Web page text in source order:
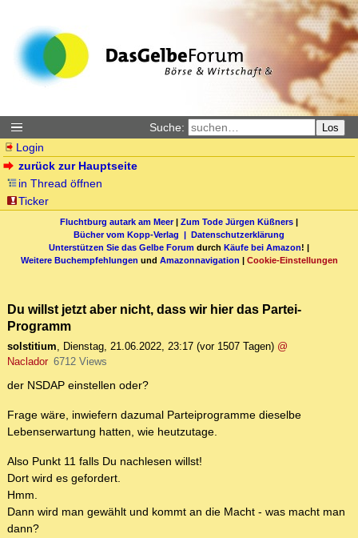
Suche: Los
Login
zurück zur Hauptseite
in Thread öffnen
Ticker
Fluchtburg autark am Meer| Zum Tode Jürgen Küßners |
Bücher vom Kopp-Verlag | Datenschutzerklärung
Unterstützen Sie das Gelbe Forum durch Käufe bei Amazon! |
Weitere Buchempfehlungen und Amazonnavigation | Cookie-Einstellungen
Du willst jetzt aber nicht, dass wir hier das Partei-
Programm
solstitium, Dienstag, 21.06.2022, 23:17 (vor 1507 Tagen) @
Naclador 6712 Views
der NSDAP einstellen oder?
Frage wäre, inwiefern dazumal Parteiprogramme dieselbe
Lebenserwartung hatten, wie heutzutage.
Also Punkt 11 falls Du nachlesen willst!
Dort wird es gefordert.
Hmm.
Dann wird man gewählt und kommt an die Macht - was macht man
dann?